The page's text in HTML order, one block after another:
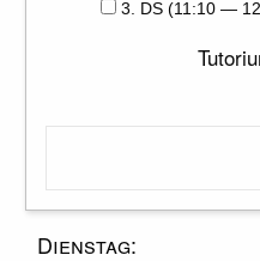
3. DS (11:10 —
Dienstag: